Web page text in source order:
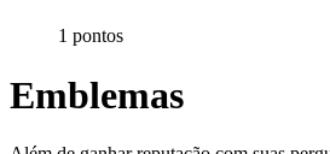
1 pontos
Emblemas